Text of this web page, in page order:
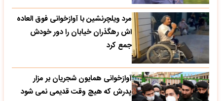
مرد ویلچرنشین با آوازخوانی فوق العاده
اش رهگذران خیابان را دور خودش
جمع کرد
آوازخوانی همایون شجریان بر مزار
پدرش که هیچ وقت قدیمی نمی شود